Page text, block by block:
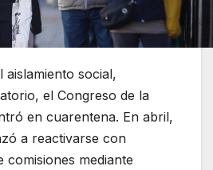
aislamiento social,
el Congreso de la
en cuarentena. En abril,
a reactivarse con
comisiones mediante